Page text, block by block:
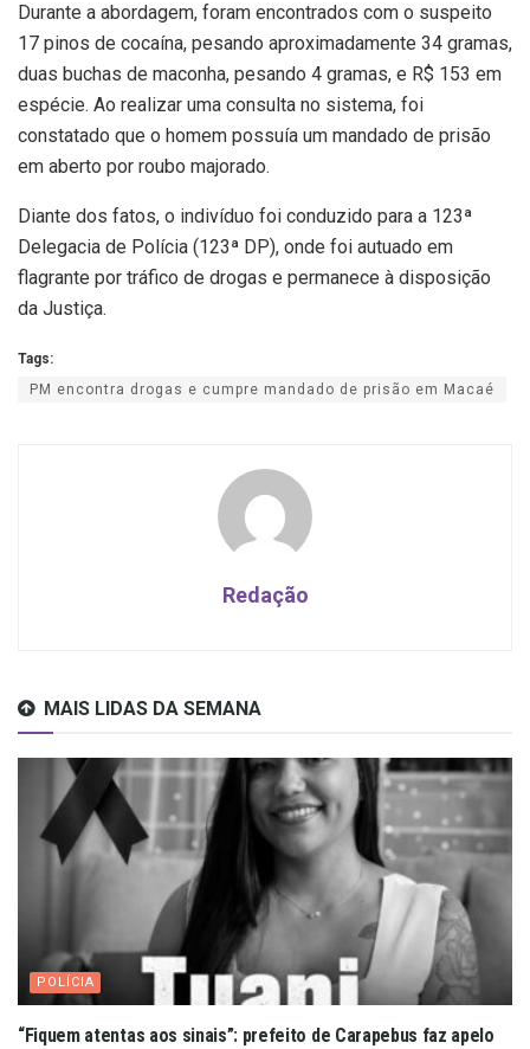
Durante a abordagem, foram encontrados com o suspeito
17 pinos de cocaína, pesando aproximadamente 34 gramas,
duas buchas de maconha, pesando 4 gramas, e R$ 153 em
espécie. Ao realizar uma consulta no sistema, foi
constatado que o homem possuía um mandado de prisão
em aberto por roubo majorado.
Diante dos fatos, o indivíduo foi conduzido para a 123ª
Delegacia de Polícia (123ª DP), onde foi autuado em
flagrante por tráfico de drogas e permanece à disposição
da Justiça.
Tags:
PM encontra drogas e cumpre mandado de prisão em Macaé
Redação
MAIS LIDAS DA SEMANA
POLÍCIA
“Fiquem atentas aos sinais”: prefeito de Carapebus faz apelo